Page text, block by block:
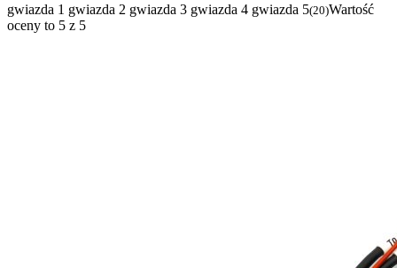
gwiazda 1 gwiazda 2 gwiazda 3 gwiazda 4 gwiazda 5(20)Wartość
oceny to 5 z 5